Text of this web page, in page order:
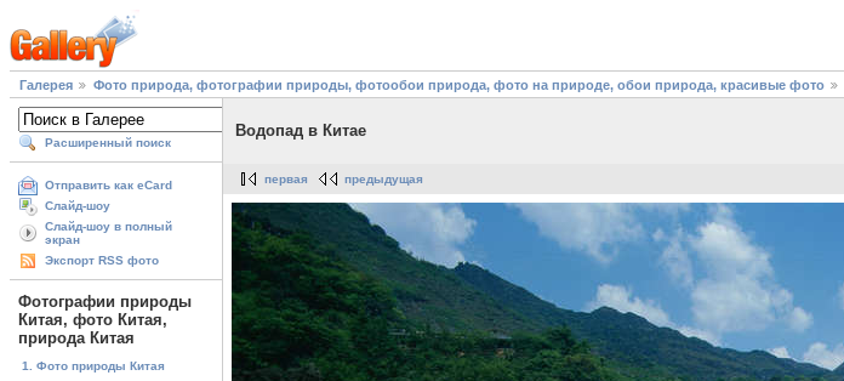
Галерея Фото природа, фотографии природы, фотообои природа, фото на природе, обои природа, красивые фото
Расширенный поиск
Отправить как eCard
Слайд-шоу
Слайд-шоу в полный
экран
Экспорт RSS фото
Фотографии природы
Китая, фото Китая,
природа Китая
1. Фото природы Китая
Водопад в Китае
первая предыдущая